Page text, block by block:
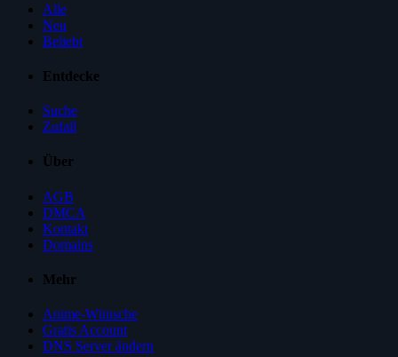
Alle
Neu
Beliebt
Entdecke
Suche
Zufall
Über
AGB
DMCA
Kontakt
Domains
Mehr
Anime-Wünsche
Gratis Account
DNS Server ändern